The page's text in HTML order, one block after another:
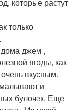
которые растут
только
джем ,
ягоды, как
вкусным.
и
булочек. Еще